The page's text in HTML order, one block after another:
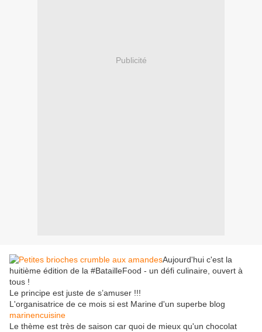
Publicité
Aujourd'hui c'est la
huitième édition de la #BatailleFood - un défi culinaire, ouvert à
tous !
Le principe est juste de s’amuser !!!
L'organisatrice de ce mois si est Marine d'un superbe blog
marinencuisine
Le thème est très de saison car quoi de mieux qu'un chocolat